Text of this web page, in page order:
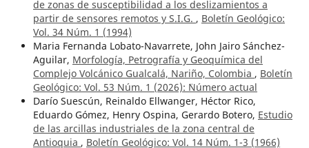
de zonas de susceptibilidad a los deslizamientos a
partir de sensores remotos y S.I.G. , Boletín Geológico:
Vol. 34 Núm. 1 (1994)
Maria Fernanda Lobato-Navarrete, John Jairo Sánchez-
Aguilar, Morfología, Petrografía y Geoquímica del
Complejo Volcánico Gualcalá, Nariño, Colombia , Boletín
Geológico: Vol. 53 Núm. 1 (2026): ¨Número actual
Darío Suescún, Reinaldo Ellwanger, Héctor Rico,
Eduardo Gómez, Henry Ospina, Gerardo Botero, Estudio
de las arcillas industriales de la zona central de
Antioquia , Boletín Geológico: Vol. 14 Núm. 1-3 (1966)